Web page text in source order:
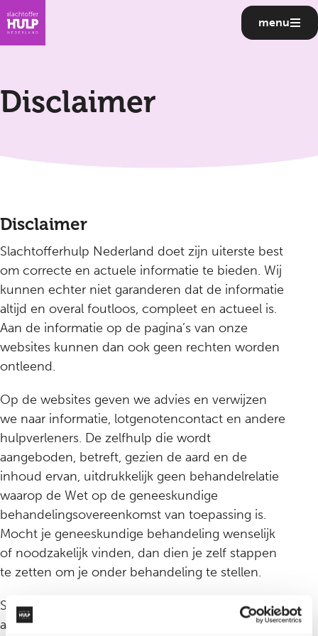
menu
Disclaimer
Disclaimer
Slachtofferhulp Nederland doet zijn uiterste best
om correcte en actuele informatie te bieden. Wij
kunnen echter niet garanderen dat de informatie
altijd en overal foutloos, compleet en actueel is.
Aan de informatie op de pagina’s van onze
websites kunnen dan ook geen rechten worden
ontleend.
Op de websites geven we advies en verwijzen
we naar informatie, lotgenotencontact en andere
hulpverleners. De zelfhulp die wordt
aangeboden, betreft, gezien de aard en de
inhoud ervan, uitdrukkelijk geen behandelrelatie
waarop de Wet op de geneeskundige
behandelingsovereenkomst van toepassing is.
Mocht je geneeskundige behandeling wenselijk
of noodzakelijk vinden, dan dien je zelf stappen
te zetten om je onder behandeling te stellen.
Slachtofferhulp Nederland sluit alle
aansprakelijkheid uit voor directe of indirecte